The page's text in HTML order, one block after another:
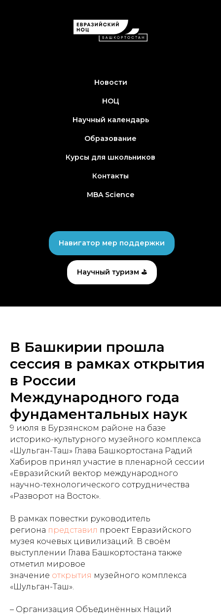
Новости
НОЦ
Научный календарь
Образование
Курсы для школьников
Контакты
MBA Science
Навигатор мер поддержки
Научный туризм ⛳
В Башкирии прошла
сессия в рамках открытия
в России
Международного года
фундаментальных наук
9 июля в Бурзянском районе на базе
историко-культурного музейного комплекса
«Шульган-Таш» Глава Башкортостана Радий
Хабиров принял участие в пленарной сессии
«Евразийский вектор международного
научно-технологического сотрудничества
«Разворот на Восток».
В рамках повестки руководитель
региона представил проект Евразийского
музея кочевых цивилизаций. В своём
выступлении Глава Башкортостана также
отметил мировое
значение открытия музейного комплекса
«Шульган-Таш».
– Организация Объединённых Наций